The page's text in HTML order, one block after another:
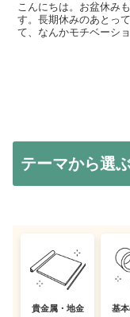
こんにちは。お盆休み
す。長期休みのあとっ
て、なんかモチベーシ
テーマから選
貴金属・地金 基